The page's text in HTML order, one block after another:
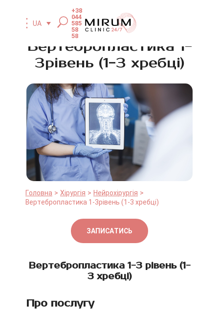
UA
+38
044
585
58
58
Вертебропластика 1-
3рівень (1-3 хребці)
Головна Хірургія
Нейрохірургія
Вертебропластика 1-3рівень (1-3 хребці)
ЗАПИСАТИСЬ
Вертебропластика 1-3 рівень (1-
3 хребці)
Про послугу